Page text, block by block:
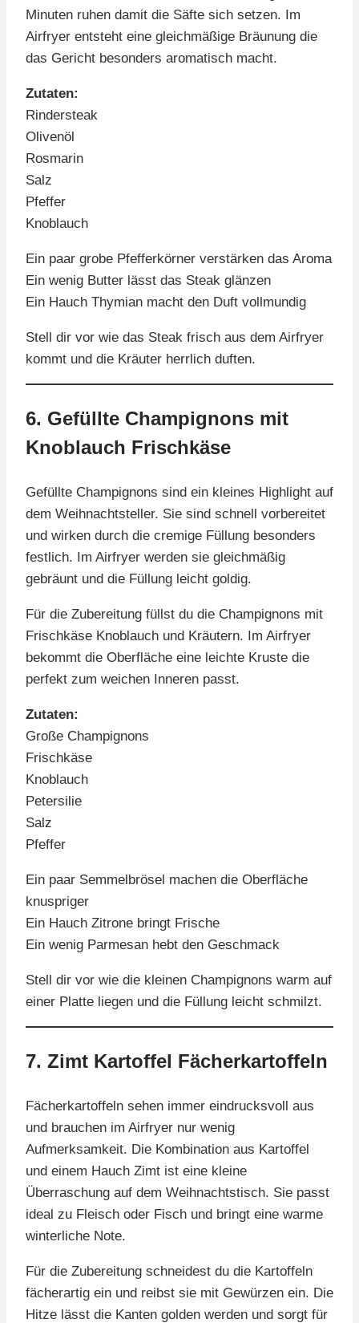
Minuten ruhen damit die Säfte sich setzen. Im
Airfryer entsteht eine gleichmäßige Bräunung die
das Gericht besonders aromatisch macht.
Zutaten:
Rindersteak
Olivenöl
Rosmarin
Salz
Pfeffer
Knoblauch
Ein paar grobe Pfefferkörner verstärken das Aroma
Ein wenig Butter lässt das Steak glänzen
Ein Hauch Thymian macht den Duft vollmundig
Stell dir vor wie das Steak frisch aus dem Airfryer
kommt und die Kräuter herrlich duften.
6. Gefüllte Champignons mit
Knoblauch Frischkäse
Gefüllte Champignons sind ein kleines Highlight auf
dem Weihnachtsteller. Sie sind schnell vorbereitet
und wirken durch die cremige Füllung besonders
festlich. Im Airfryer werden sie gleichmäßig
gebräunt und die Füllung leicht goldig.
Für die Zubereitung füllst du die Champignons mit
Frischkäse Knoblauch und Kräutern. Im Airfryer
bekommt die Oberfläche eine leichte Kruste die
perfekt zum weichen Inneren passt.
Zutaten:
Große Champignons
Frischkäse
Knoblauch
Petersilie
Salz
Pfeffer
Ein paar Semmelbrösel machen die Oberfläche
knuspriger
Ein Hauch Zitrone bringt Frische
Ein wenig Parmesan hebt den Geschmack
Stell dir vor wie die kleinen Champignons warm auf
einer Platte liegen und die Füllung leicht schmilzt.
7. Zimt Kartoffel Fächerkartoffeln
Fächerkartoffeln sehen immer eindrucksvoll aus
und brauchen im Airfryer nur wenig
Aufmerksamkeit. Die Kombination aus Kartoffel
und einem Hauch Zimt ist eine kleine
Überraschung auf dem Weihnachtstisch. Sie passt
ideal zu Fleisch oder Fisch und bringt eine warme
winterliche Note.
Für die Zubereitung schneidest du die Kartoffeln
fächerartig ein und reibst sie mit Gewürzen ein. Die
Hitze lässt die Kanten golden werden und sorgt für